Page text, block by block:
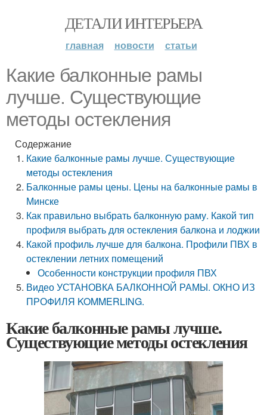
ДЕТАЛИ ИНТЕРЬЕРА
главная новости статьи
Какие балконные рамы
лучше. Существующие
методы остекления
Содержание
Какие балконные рамы лучше. Существующие
методы остекления
Балконные рамы цены. Цены на балконные рамы в
Минске
Как правильно выбрать балконную раму. Какой тип
профиля выбрать для остекления балкона и лоджии
Какой профиль лучше для балкона. Профили ПВХ в
остеклении летних помещений
Особенности конструкции профиля ПВХ
Видео УСТАНОВКА БАЛКОННОЙ РАМЫ. ОКНО ИЗ
ПРОФИЛЯ KOMMERLING.
Какие балконные рамы лучше.
Существующие методы остекления